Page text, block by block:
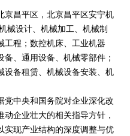
京昌平区，北京昌平区安宁机
械设计、机械加工、机械制
工程；数控机床、工业机器
、通用设备、机械零部件；
设备租赁、机械设备安装、机
党中央和国务院对企业深化改
企业壮大的相关指导方针，
实现产业结构的深度调整与优